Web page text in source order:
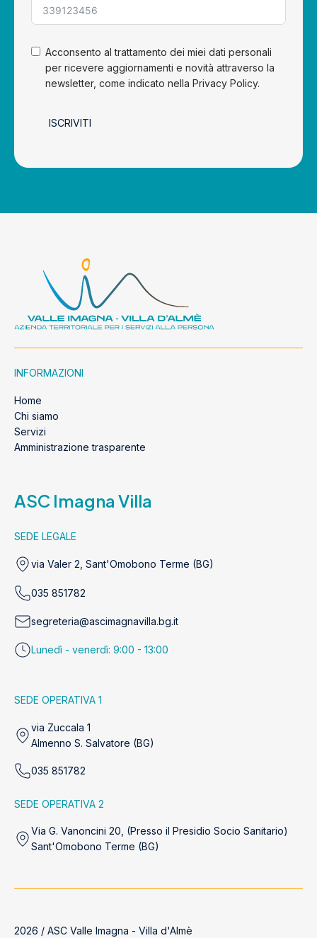
Acconsento al trattamento dei miei dati personali
per ricevere aggiornamenti e novità attraverso la
newsletter, come indicato nella Privacy Policy.
ISCRIVITI
INFORMAZIONI
Home
Chi siamo
Servizi
Amministrazione trasparente
ASC Imagna Villa
SEDE LEGALE
via Valer 2, Sant'Omobono Terme (BG)
035 851782
segreteria@ascimagnavilla.bg.it
Lunedì - venerdì: 9:00 - 13:00
SEDE OPERATIVA 1
via Zuccala 1
Almenno S. Salvatore (BG)
035 851782
SEDE OPERATIVA 2
Via G. Vanoncini 20, (Presso il Presidio Socio Sanitario)
Sant'Omobono Terme (BG)
2026 / ASC Valle Imagna - Villa d'Almè